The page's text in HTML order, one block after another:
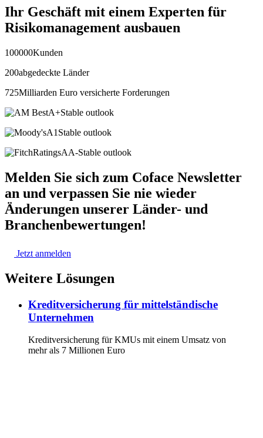
Ihr Geschäft mit einem Experten für
Risikomanagement ausbauen
100000Kunden
200abgedeckte Länder
725Milliarden Euro versicherte Forderungen
A+Stable outlook
A1 Stable outlook
AA-Stable outlook
Melden Sie sich zum Coface Newsletter
an und verpassen Sie nie wieder
Änderungen unserer Länder- und
Branchenbewertungen!
Jetzt anmelden
Weitere Lösungen
Kreditversicherung für mittelständische
Unternehmen
Kreditversicherung für KMUs mit einem Umsatz von
mehr als 7 Millionen Euro